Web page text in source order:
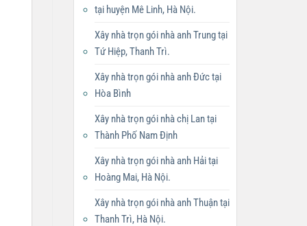
tại huyện Mê Linh, Hà Nội.
Xây nhà trọn gói nhà anh Trung tại
Tứ Hiệp, Thanh Trì.
Xây nhà trọn gói nhà anh Đức tại
Hòa Bình
Xây nhà trọn gói nhà chị Lan tại
Thành Phố Nam Định
Xây nhà trọn gói nhà anh Hải tại
Hoàng Mai, Hà Nội.
Xây nhà trọn gói nhà anh Thuận tại
Thanh Trì, Hà Nội.